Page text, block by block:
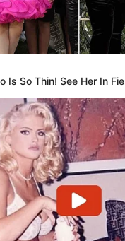
Is So Thin! See Her In